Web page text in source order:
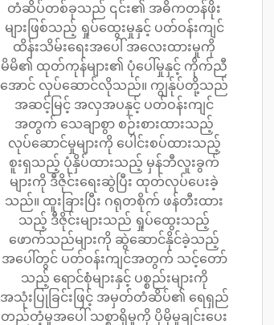
တံဆိပ်တစ်ခုသည် ၎င်း၏ အဓိကတန်ဖိုး
များဖြစ်သည့် ရှုပ်ထွေးမှုနှင့် ပတ်ဝန်းကျင်
ထိန်းသိမ်းရေးအပေါ် အလေးထားမှုကို
မိမိ၏ ထုတ်ကုန်များ၏ ပုံပေါ်မှုနှင့် ကိုက်ညီ
အောင် လုပ်ဆောင်လိုသည်။ ကျွန်ုပ်တို့သည်
အဆင့်မြင့် အလှအပနှင့် ပတ်ဝန်းကျင်
အတွက် သေချာစွာ စဉ်းစားထားသည့်
လုပ်ဆောင်မှုများကို ပေါင်းစပ်ထားသည့်
စူးရှသည့် ပုံနှိပ်ထားသည့် မှန်ဘီလူးခွက်
များကို ဒီဇိုင်းရေးဆွဲပြီး ထုတ်လုပ်ပေးခဲ့
သည်။ ထူးခြားပြီး ဂရုတစိုက် ဖန်တီးထား
သည့် ဒီဇိုင်းများသည် ရှုပ်ထွေးသည့်
ဖောက်သည်များကို ဆွဲဆောင်နိုင်ခဲ့သည့်
အပေါ်တွင် ပတ်ဝန်းကျင်အတွက် သင့်တော်
သည့် ရောင်စုံများနှင့် ပစ္စည်းများကို
အသုံးပြုခြင်းဖြင့် အမှတ်တံဆိပ်၏ ရေရှည်
တည်တံ့မှုအပေါ် သစ္စာရှိမှုကို ပိုမိုမှုချင်းပေး